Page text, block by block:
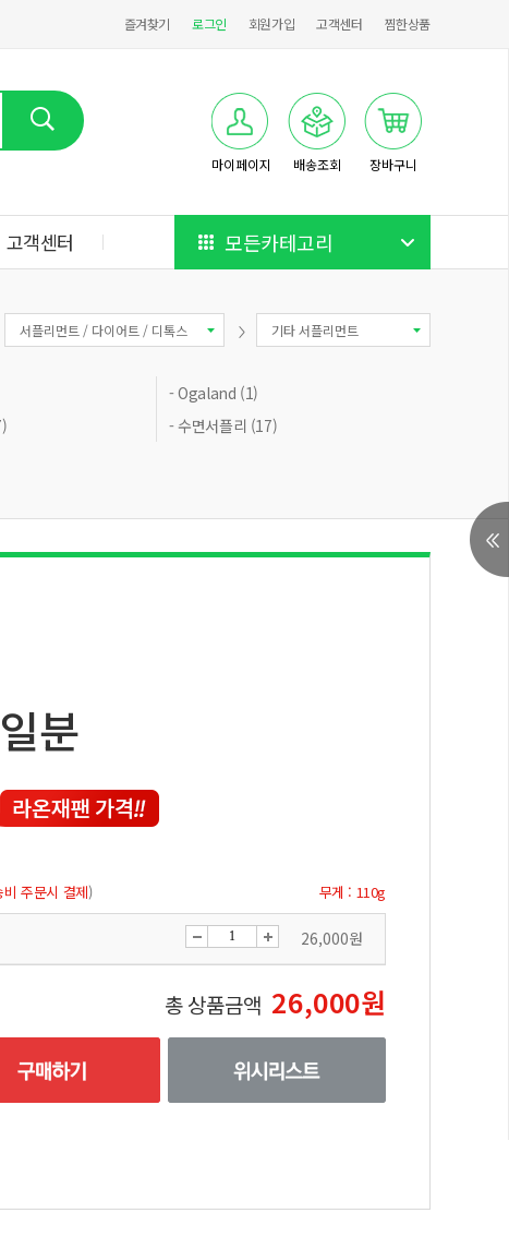
즐겨찾기 로그인 회원가입 고객센터 찜한상품
마이페이지 배송조회 장바구니
고객센터 모든카테고리
기타 서플리먼트
서플리먼트 / 다이어트 / 디톡스
- Ogaland (1)
- 수면서플리 (17)
분
비 주문시 결제) 무게 : 110g
26,000원
26,000원
총 상품금액